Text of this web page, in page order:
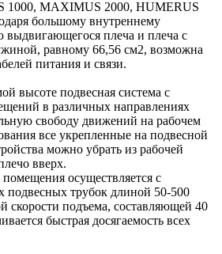
1000, MAXIMUS 2000, HUMERUS
большому внутреннему
выдвигающегося плеча и плеча с
равному 66,56 см2, возможна
питания и связи.
высоте подвесная система с
в различных направлениях
свободу движений на рабочем
все укрепленные на подвесной
можно убрать из рабочей
вверх.
осуществляется с
трубок длиной 50-500
скорости подъема, составляющей 40
быстрая досягаемость всех